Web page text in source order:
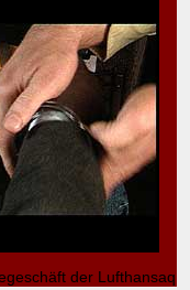
der Lufthansaq